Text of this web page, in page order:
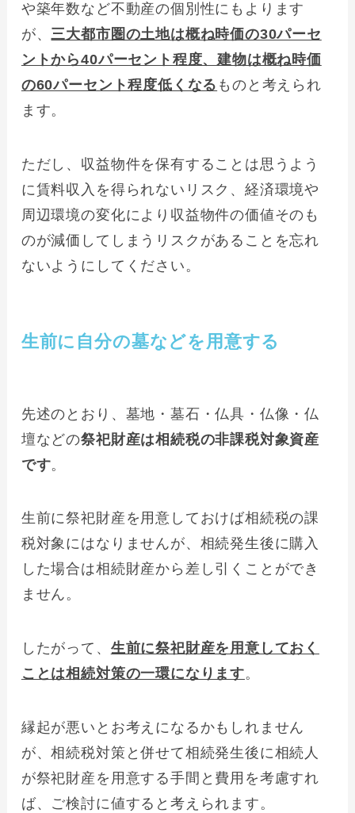
や築年数など不動産の個別性にもよります
が、三大都市圏の土地は概ね時価の30パーセ
ントから40パーセント程度、建物は概ね時価
の60パーセント程度低くなる ものと考えられ
ます。
ただし、収益物件を保有することは思うよう
に賃料収入を得られないリスク、経済環境や
周辺環境の変化により収益物件の価値そのも
のが減価してしまうリスクがあることを忘れ
ないようにしてください。
生前に自分の墓などを用意する
先述のとおり、墓地・墓石・仏具・仏像・仏
壇などの祭祀財産は相続税の非課税対象資産
です。
生前に祭祀財産を用意しておけば相続税の課
税対象にはなりませんが、相続発生後に購入
した場合は相続財産から差し引くことができ
ません。
したがって、 生前に祭祀財産を用意しておく
ことは相続対策の一環になります。
縁起が悪いとお考えになるかもしれません
が、相続税対策と併せて相続発生後に相続人
が祭祀財産を用意する手間と費用を考慮すれ
ば、ご検討に値すると考えられます。